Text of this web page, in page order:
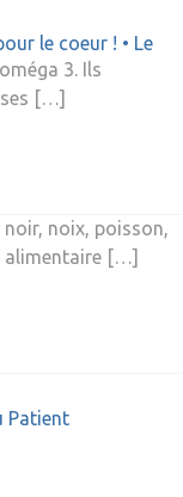
le coeur ! • Le
3. Ils
[…]
noix, poisson,
alimentaire […]
Patient